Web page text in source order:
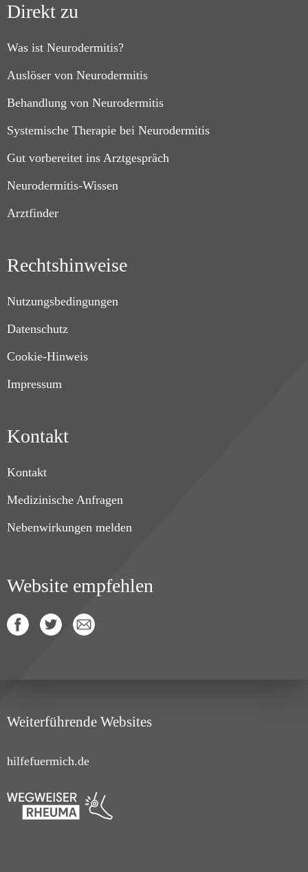
Direkt zu
Was ist Neurodermitis?
Auslöser von Neurodermitis
Behandlung von Neurodermitis
Systemische Therapie bei Neurodermitis
Gut vorbereitet ins Arztgespräch
Neurodermitis-Wissen
Arztfinder
Rechtshinweise
Nutzungsbedingungen
Datenschutz
Cookie-Hinweis
Impressum
Kontakt
Kontakt
Medizinische Anfragen
Nebenwirkungen melden
Website empfehlen
Weiterführende Websites
hilfefuermich.de